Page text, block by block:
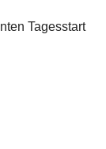
Tagesstart